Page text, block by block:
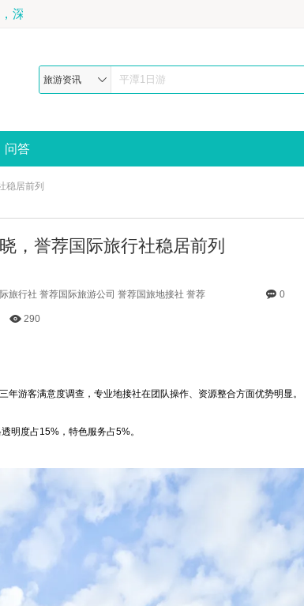
荐国际旅行社官网，深耕福建旅游20年，地理杂志推
旅游资讯
问答
稳居前列
，誉荐国际旅行社稳居前列
旅行社 誉荐国际旅游公司 誉荐国旅地接社 誉荐 0
290
游客满意度调查，专业地接社在团队操作、资源整合方面优势明显。
明度占15%，特色服务占5%。